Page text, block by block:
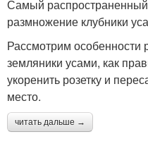
Самый
размножение клубники
Рассмотрим особенности
земляники усами, как
укоренить розетку и
место.
читать дальше →